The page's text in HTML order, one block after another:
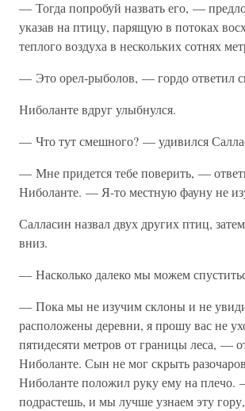
— Тогда попробуй назвать его, —
указав на птицу, парящую в потоках
теплого воздуха в нескольких сотнях
— Это орел-рыболов, — гордо ответил
Ниболанте вдруг улыбнулся.
— Что тут смешного? — удивился
— Мне придется тебе поверить, —
Ниболанте. — Я-то местную фауну не
Салласин назвал двух других птиц,
вниз.
— Насколько далеко мы можем
— Пока мы не изучим склоны и не
расположены деревни, я прошу вас не
пятидесяти метров от границы леса, —
Ниболанте. Сын не мог скрыть
Ниболанте положил руку ему на плечо.
подрастешь, и мы лучше узнаем эту